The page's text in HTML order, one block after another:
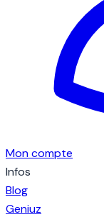
Mon compte
Infos
Blog
Geniuz